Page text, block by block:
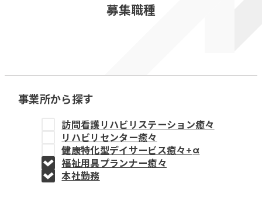
訪問看護リハビリステーション癒々
福祉用具プランナー癒々
教育事業
姫路中央こども園
姫路中央保育園
募集職種
事業所から探す
訪問看護リハビリステーション癒々
リハビリセンター癒々
健康特化型デイサービス癒々+α
福祉用具プランナー癒々
本社勤務